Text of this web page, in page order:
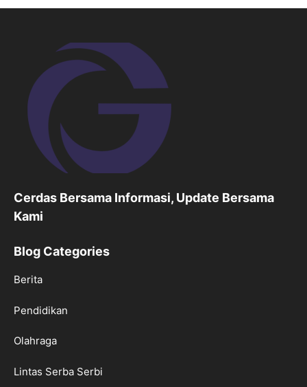
Cerdas Bersama Informasi, Update Bersama
Kami
Blog Categories
Berita
Pendidikan
Olahraga
Lintas Serba Serbi